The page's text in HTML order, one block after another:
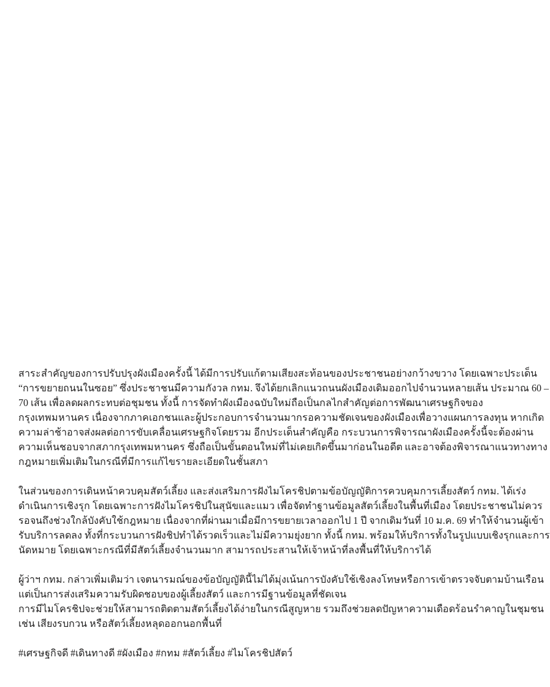
สาระสำคัญของการปรับปรุงผังเมืองครั้งนี้ ได้มีการปรับแก้ตามเสียงสะท้อนของประชาชนอย่างกว้างขวาง โดยเฉพาะประเด็น
“การขยายถนนในซอย” ซึ่งประชาชนมีความกังวล กทม. จึงได้ยกเลิกแนวถนนผังเมืองเดิมออกไปจำนวนหลายเส้น ประมาณ 60 –
70 เส้น เพื่อลดผลกระทบต่อชุมชน ทั้งนี้ การจัดทำผังเมืองฉบับใหม่ถือเป็นกลไกสำคัญต่อการพัฒนาเศรษฐกิจของ
กรุงเทพมหานคร เนื่องจากภาคเอกชนและผู้ประกอบการจำนวนมากรอความชัดเจนของผังเมืองเพื่อวางแผนการลงทุน หากเกิด
ความล่าช้าอาจส่งผลต่อการขับเคลื่อนเศรษฐกิจโดยรวม อีกประเด็นสำคัญคือ กระบวนการพิจารณาผังเมืองครั้งนี้จะต้องผ่าน
ความเห็นชอบจากสภากรุงเทพมหานคร ซึ่งถือเป็นขั้นตอนใหม่ที่ไม่เคยเกิดขึ้นมาก่อนในอดีต และอาจต้องพิจารณาแนวทางทาง
กฎหมายเพิ่มเติมในกรณีที่มีการแก้ไขรายละเอียดในชั้นสภา
ในส่วนของการเดินหน้าควบคุมสัตว์เลี้ยง และส่งเสริมการฝังไมโครชิปตามข้อบัญญัติการควบคุมการเลี้ยงสัตว์ กทม. ได้เร่ง
ดำเนินการเชิงรุก โดยเฉพาะการฝังไมโครชิปในสุนัขและแมว เพื่อจัดทำฐานข้อมูลสัตว์เลี้ยงในพื้นที่เมือง โดยประชาชนไม่ควร
รอจนถึงช่วงใกล้บังคับใช้กฎหมาย เนื่องจากที่ผ่านมาเมื่อมีการขยายเวลาออกไป 1 ปี จากเดิมวันที่ 10 ม.ค. 69 ทำให้จำนวนผู้เข้า
รับบริการลดลง ทั้งที่กระบวนการฝังชิปทำได้รวดเร็วและไม่มีความยุ่งยาก ทั้งนี้ กทม. พร้อมให้บริการทั้งในรูปแบบเชิงรุกและการ
นัดหมาย โดยเฉพาะกรณีที่มีสัตว์เลี้ยงจำนวนมาก สามารถประสานให้เจ้าหน้าที่ลงพื้นที่ให้บริการได้
ผู้ว่าฯ กทม. กล่าวเพิ่มเติมว่า เจตนารมณ์ของข้อบัญญัตินี้ไม่ได้มุ่งเน้นการบังคับใช้เชิงลงโทษหรือการเข้าตรวจจับตามบ้านเรือน
แต่เป็นการส่งเสริมความรับผิดชอบของผู้เลี้ยงสัตว์ และการมีฐานข้อมูลที่ชัดเจน
การมีไมโครชิปจะช่วยให้สามารถติดตามสัตว์เลี้ยงได้ง่ายในกรณีสูญหาย รวมถึงช่วยลดปัญหาความเดือดร้อนรำคาญในชุมชน
เช่น เสียงรบกวน หรือสัตว์เลี้ยงหลุดออกนอกพื้นที่
#เศรษฐกิจดี #เดินทางดี #ผังเมือง #กทม #สัตว์เลี้ยง #ไมโครชิปสัตว์